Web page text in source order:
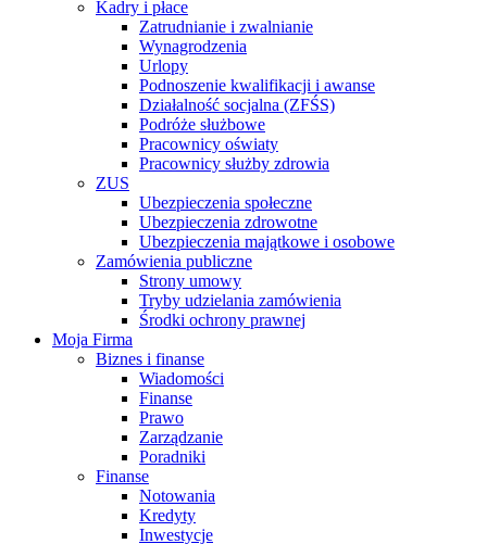
Kadry i płace
Zatrudnianie i zwalnianie
Wynagrodzenia
Urlopy
Podnoszenie kwalifikacji i awanse
Działalność socjalna (ZFŚS)
Podróże służbowe
Pracownicy oświaty
Pracownicy służby zdrowia
ZUS
Ubezpieczenia społeczne
Ubezpieczenia zdrowotne
Ubezpieczenia majątkowe i osobowe
Zamówienia publiczne
Strony umowy
Tryby udzielania zamówienia
Środki ochrony prawnej
Moja Firma
Biznes i finanse
Wiadomości
Finanse
Prawo
Zarządzanie
Poradniki
Finanse
Notowania
Kredyty
Inwestycje